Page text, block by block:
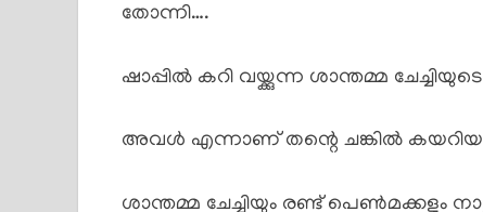
തോന്നി….
ഷാപ്പിൽ കറി വയ്ക്കുന്ന ശാന്തമ്മ
അവൾ എന്നാണ് തന്റെ ചങ്കിൽ
ശാന്തമ്മ ചേച്ചിയും രണ്ട് പെൺമക്കളും